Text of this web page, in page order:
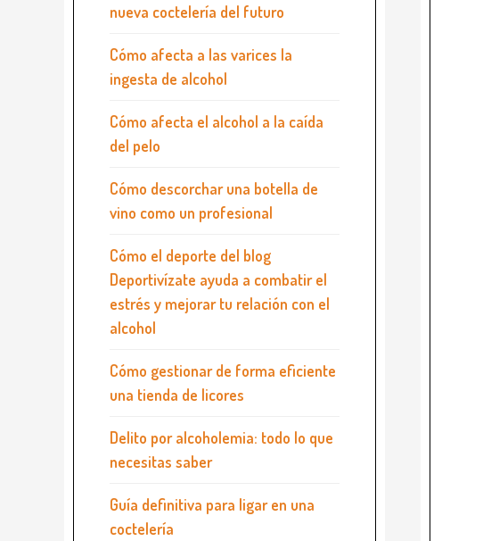
nueva coctelería del futuro
Cómo afecta a las varices la
ingesta de alcohol
Cómo afecta el alcohol a la caída
del pelo
Cómo descorchar una botella de
vino como un profesional
Cómo el deporte del blog
Deportivízate ayuda a combatir el
estrés y mejorar tu relación con el
alcohol
Cómo gestionar de forma eficiente
una tienda de licores
Delito por alcoholemia: todo lo que
necesitas saber
Guía definitiva para ligar en una
coctelería